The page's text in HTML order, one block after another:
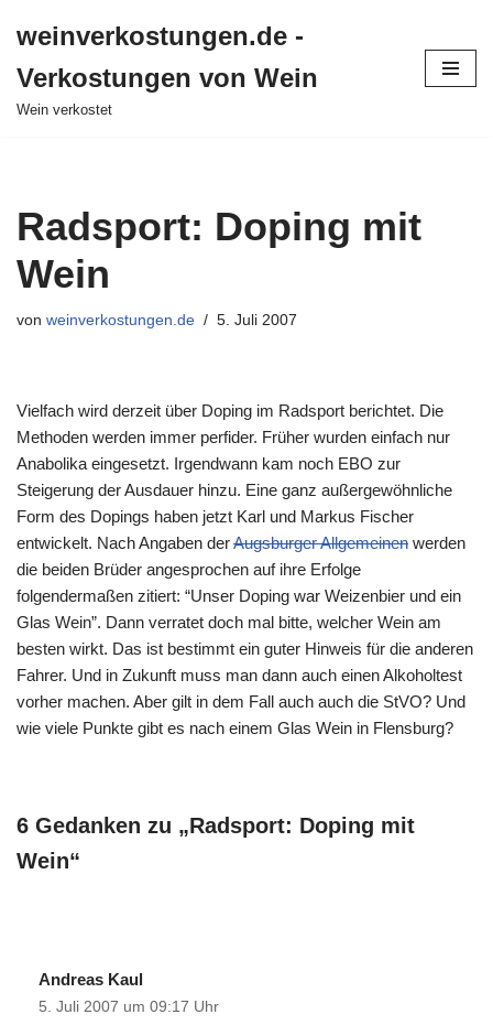
Inhalt
springen
weinverkostungen.de -
Verkostungen von Wein
Wein verkostet
Radsport: Doping mit
Wein
von weinverkostungen.de 5. Juli 2007
Vielfach wird derzeit über Doping im Radsport berichtet. Die
Methoden werden immer perfider. Früher wurden einfach nur
Anabolika eingesetzt. Irgendwann kam noch EBO zur
Steigerung der Ausdauer hinzu. Eine ganz außergewöhnliche
Form des Dopings haben jetzt Karl und Markus Fischer
entwickelt. Nach Angaben derAugsburger Allgemeinen werden
die beiden Brüder angesprochen auf ihre Erfolge
folgendermaßen zitiert: “Unser Doping war Weizenbier und ein
Glas Wein”. Dann verratet doch mal bitte, welcher Wein am
besten wirkt. Das ist bestimmt ein guter Hinweis für die anderen
Fahrer. Und in Zukunft muss man dann auch einen Alkoholtest
vorher machen. Aber gilt in dem Fall auch auch die StVO? Und
wie viele Punkte gibt es nach einem Glas Wein in Flensburg?
6 Gedanken zu „Radsport: Doping mit
Wein“
Andreas Kaul
5. Juli 2007 um 09:17 Uhr